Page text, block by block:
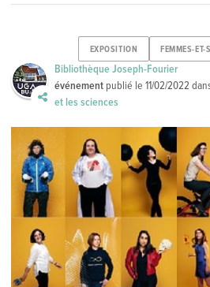
EXPOSITION FEMMES-ET-
Bibliothèque Joseph-Fourier
événement publié le11/02/2022
et les sciences